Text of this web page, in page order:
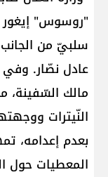
"روسوس"
سلبيّ من الجانب
عادل نصّار. وفي
مالك
النّيترات
بعدم إعدامه،
المعطيات حول